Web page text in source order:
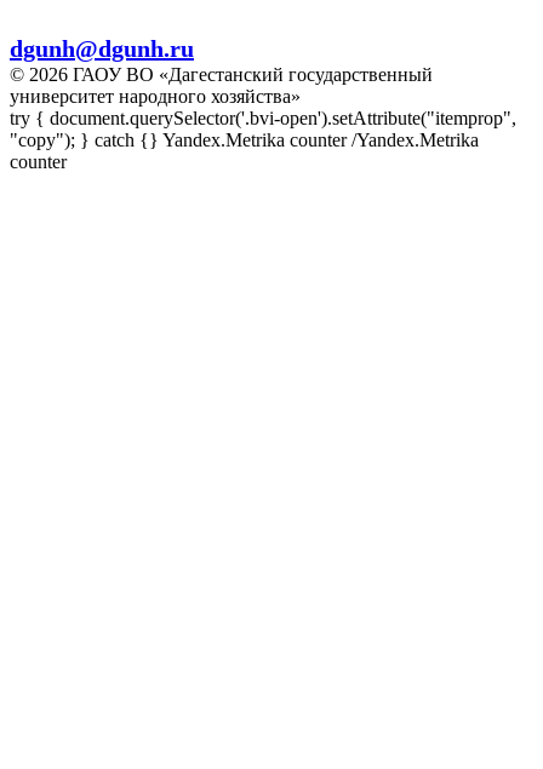
dgunh@dgunh.ru
© 2026 ГАОУ ВО «Дагестанский государственный
университет народного хозяйства»
try { document.querySelector('.bvi-open').setAttribute("itemprop",
"copy"); } catch {} Yandex.Metrika counter/Yandex.Metrika
counter